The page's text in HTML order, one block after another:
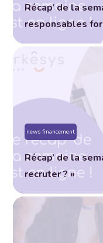
Récap’ de la
responsables
news financement
Récap’ de la
recruter ? »